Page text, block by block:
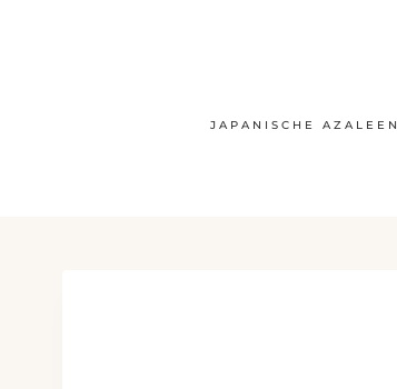
JAPANISCHE AZALEEN